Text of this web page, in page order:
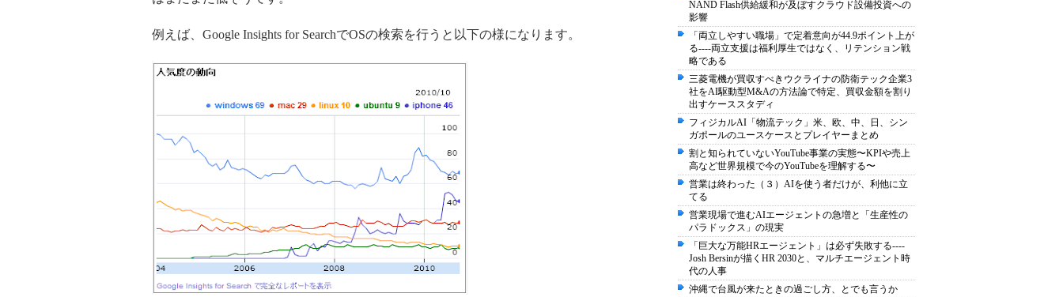
例えば、Google Insights for SearchでOSの検索を行うと以下の様になります。
NAND Flash供給緩和が及ぼすクラウド設備投資への
影響
「両立しやすい職場」で定着意向が44.9ポイント上が
る----両立支援は福利厚生ではなく、リテンション戦
略である
三菱電機が買収すべきウクライナの防衛テック企業3
社をAI駆動型M&Aの方法論で特定、買収金額を割り
出すケーススタディ
フィジカルAI「物流テック」米、欧、中、日、シン
ガポールのユースケースとプレイヤーまとめ
割と知られていないYouTube事業の実態〜KPIや売上
高など世界規模で今のYouTubeを理解する〜
営業は終わった（３）AIを使う者だけが、利他に立
てる
営業現場で進むAIエージェントの急増と「生産性の
パラドックス」の現実
「巨大な万能HRエージェント」は必ず失敗する----
Josh Bersinが描くHR 2030と、マルチエージェント時
代の人事
沖縄で台風が来たときの過ごし方、とでも言うか